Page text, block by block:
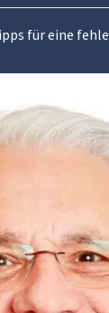
für eine